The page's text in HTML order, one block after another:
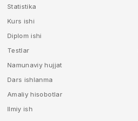
Statistika
Kurs ishi
Diplom ishi
Testlar
Namunaviy hujjat
Dars ishlanma
Amaliy hisobotlar
Ilmiy ish